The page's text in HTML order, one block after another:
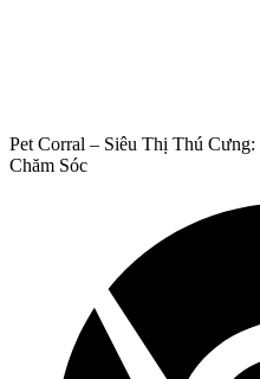
Pet Corral – Siêu Thị Thú
Chăm Sóc